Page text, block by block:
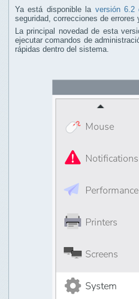
Ya está disponible la versión 6.2
seguridad, correcciones de errores
La principal novedad de esta
ejecutar comandos de
rápidas dentro del sistema.